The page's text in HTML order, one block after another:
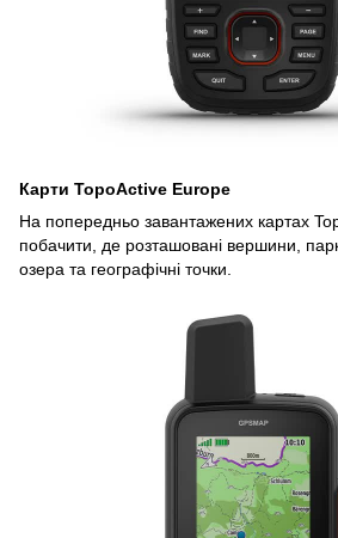
Карти TopoActive Europe
На попередньо завантажених картах
побачити, де розташовані вершини,
озера та географічні точки.